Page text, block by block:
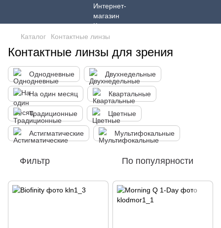
Каталог Контактные линзы
Контактные линзы для зрения
Однодневные Двухнедельные
На один месяц Квартальные
Традиционные Цветные
Астигматические Мультифокальные
Фильтр По популярности